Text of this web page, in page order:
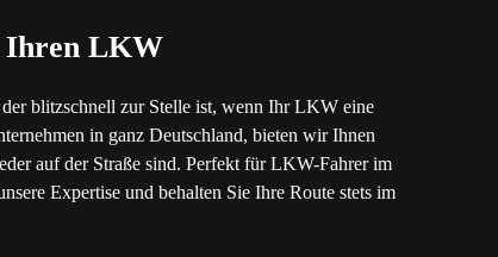
Ihren LKW
blitzschnell zur Stelle ist, wenn Ihr LKW eine
in ganz Deutschland, bieten wir Ihnen
auf der Straße sind. Perfekt für LKW-Fahrer im
Expertise und behalten Sie Ihre Route stets im